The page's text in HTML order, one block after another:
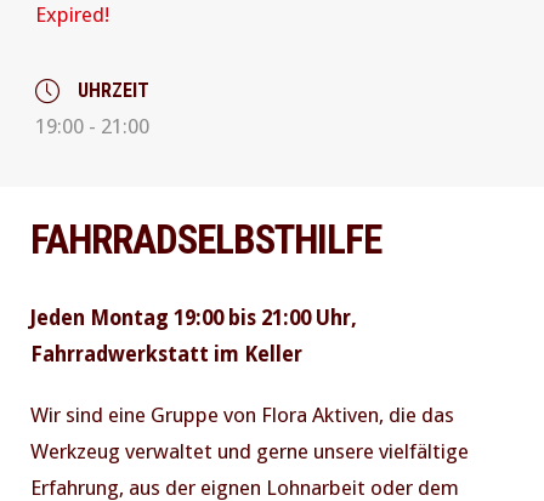
Expired!
UHRZEIT
19:00 - 21:00
FAHRRADSELBSTHILFE
Jeden Montag 19:00 bis 21:00 Uhr,
Fahrradwerkstatt im Keller
Wir sind eine Gruppe von Flora Aktiven, die das
Werkzeug verwaltet und gerne unsere vielfältige
Erfahrung, aus der eignen Lohnarbeit oder dem